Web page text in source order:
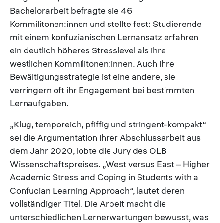
Bachelorarbeit befragte sie 46
Kommilitonen:innen und stellte fest: Studierende
mit einem konfuzianischen Lernansatz erfahren
ein deutlich höheres Stresslevel als ihre
westlichen Kommilitonen:innen. Auch ihre
Bewältigungsstrategie ist eine andere, sie
verringern oft ihr Engagement bei bestimmten
Lernaufgaben.
„Klug, temporeich, pfiffig und stringent-kompakt“
sei die Argumentation ihrer Abschlussarbeit aus
dem Jahr 2020, lobte die Jury des OLB
Wissenschaftspreises. „West versus East – Higher
Academic Stress and Coping in Students with a
Confucian Learning Approach“, lautet deren
vollständiger Titel. Die Arbeit macht die
unterschiedlichen Lernerwartungen bewusst, was